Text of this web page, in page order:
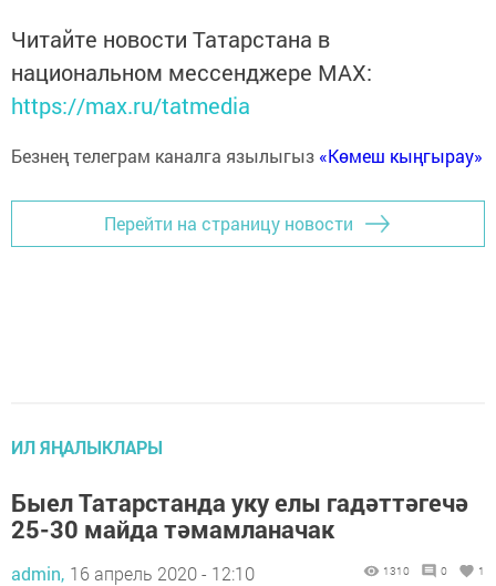
Читайте новости Татарстана в
национальном мессенджере MАХ:
https://max.ru/tatmedia
Безнең телеграм каналга язылыгыз «Көмеш кыңгырау»
Перейти на страницу новости
ИЛ ЯҢАЛЫКЛАРЫ
Быел Татарстанда уку елы гадәттәгечә
25-30 майда тәмамланачак
admin, 16 апрель 2020 - 12:10 1310 0 1